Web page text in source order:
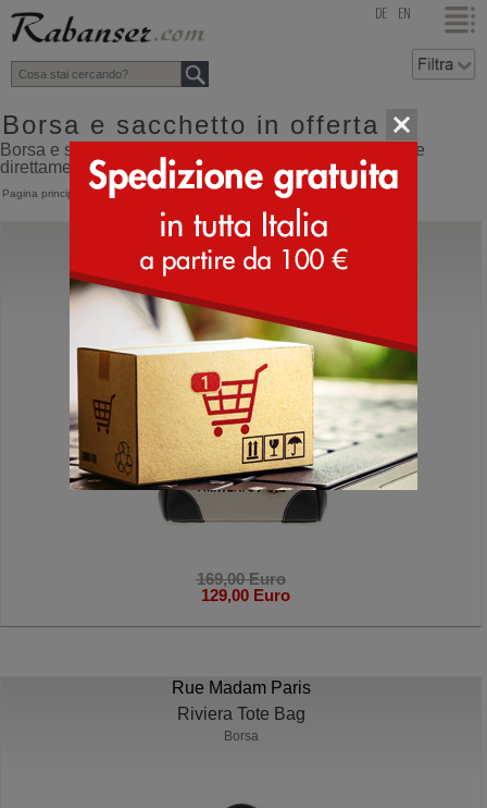
top DE EN
Borsa e sacchetto in offerta
Borsa e sacchetto in offerta online shop con spedizione
direttamente dall'Italia
Pagina principale > Accessori >
Rue Madam Paris
Riviera Mini Tote Bag
169,00 Euro
129,00 Euro
Rue Madam Paris
Riviera Tote Bag
Borsa